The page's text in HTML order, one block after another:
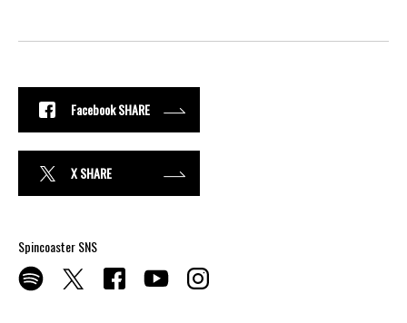
Facebook SHARE
X SHARE
Spincoaster SNS